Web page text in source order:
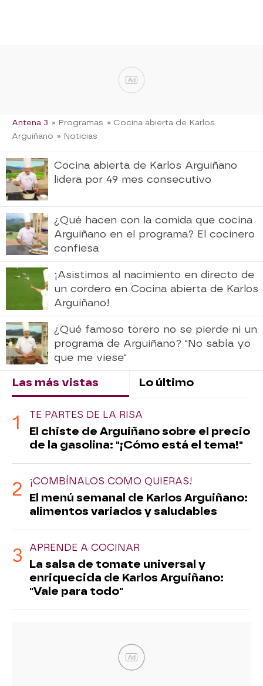
Ad
Antena 3 » Programas » Cocina abierta de Karlos
Arguiñano » Noticias
Cocina abierta de Karlos Arguiñano
lidera por 49 mes consecutivo
¿Qué hacen con la comida que cocina
Arguiñano en el programa? El cocinero
confiesa
¡Asistimos al nacimiento en directo de
un cordero en Cocina abierta de Karlos
Arguiñano!
¿Qué famoso torero no se pierde ni un
programa de Arguiñano? "No sabía yo
que me viese"
Las más vistas Lo último
TE PARTES DE LA RISA
El chiste de Arguiñano sobre el precio
de la gasolina: "¡Cómo está el tema!"
¡COMBÍNALOS COMO QUIERAS!
El menú semanal de Karlos Arguiñano:
alimentos variados y saludables
APRENDE A COCINAR
La salsa de tomate universal y
enriquecida de Karlos Arguiñano:
"Vale para todo"
Ad